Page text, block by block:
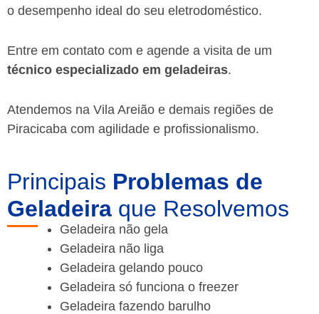
o desempenho ideal do seu eletrodoméstico.
Entre em contato com e agende a visita de um
técnico especializado em geladeiras.
Atendemos na Vila Areião e demais regiões de
Piracicaba com agilidade e profissionalismo.
Principais Problemas de
Geladeira que Resolvemos
Geladeira não gela
Geladeira não liga
Geladeira gelando pouco
Geladeira só funciona o freezer
Geladeira fazendo barulho